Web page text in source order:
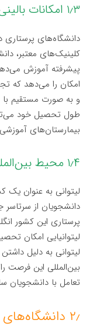
۱٫۳ امکانات بالینی پیشرفته
دانشگاه‌های پرستاری
کلینیک‌های معتبر،
پیشرفته آموزش
امکان را می‌دهد که
و به صورت مستقیم با
طول تحصیل خود
بیمارستان‌های
۱٫۴ محیط بین‌المللی و فرهنگی
لیتوانی به عنوان یک
دانشجویان از
پرستاری این کشور
لیتوانیایی امکان
لیتوانی به دلیل
بین‌المللی این
تعامل با دانشجویان
۲٫ دانشگاه‌های پرستاری معتبر در لیتوانی